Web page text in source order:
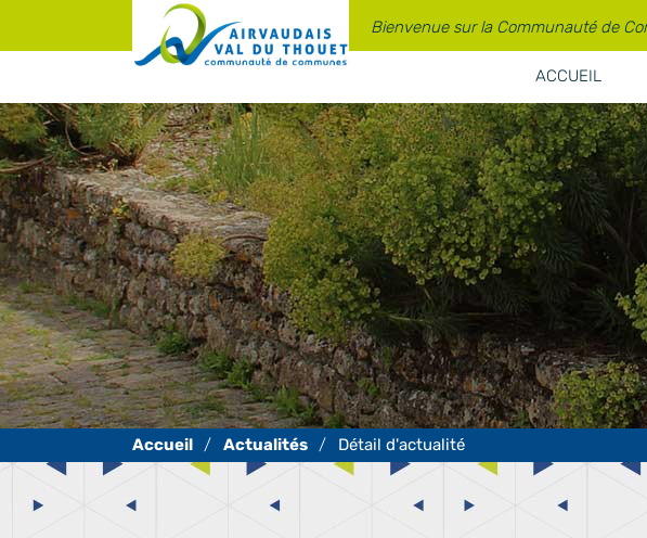
Bienvenue sur la Communauté de
ACCUEIL
Actualités Détail d'actualité
Panneau de gestion des cookies